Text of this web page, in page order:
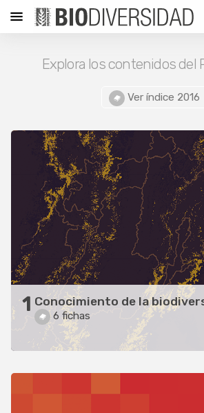
Explora los contenidos del
Ver índice 2016
1 Conocimiento de la
6 fichas